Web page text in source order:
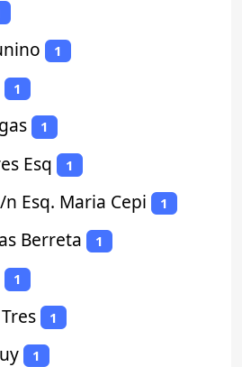
1
1
1
Esq 1
n Esq. Maria Cepi 1
Berreta 1
1
1
1